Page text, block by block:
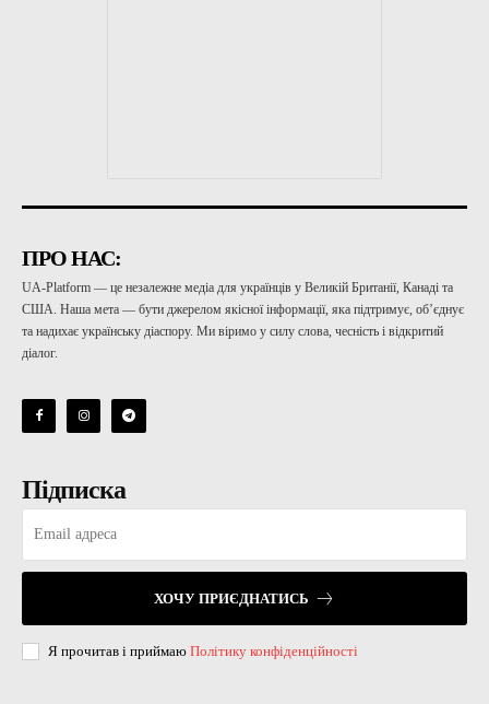
ПРО НАС:
UA-Platform — це незалежне медіа для українців у Великій Британії, Канаді та
США. Наша мета — бути джерелом якісної інформації, яка підтримує, об’єднує
та надихає українську діаспору. Ми віримо у силу слова, чесність і відкритий
діалог.
Підписка
ХОЧУ ПРИЄДНАТИСЬ
Я прочитав і приймаю Політику конфіденційності